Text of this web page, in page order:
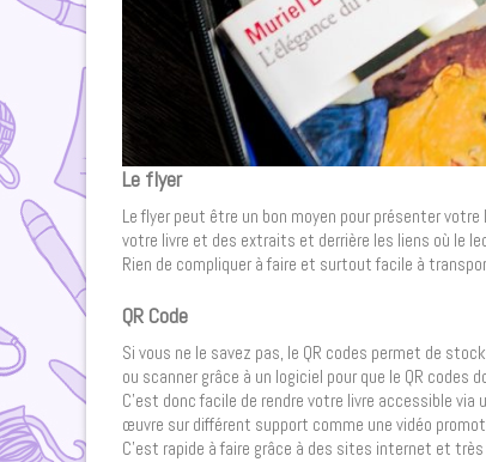
Le flyer
Le flyer peut être un bon moyen pour présenter
votre livre et des extraits et derrière les liens où le
Rien de compliquer à faire et surtout facile à
QR Code
Si vous ne le savez pas, le QR codes permet de
ou scanner grâce à un logiciel pour que le QR codes
C’est donc facile de rendre votre livre accessible
œuvre sur différent support comme une vidéo
C’est rapide à faire grâce à des sites internet et